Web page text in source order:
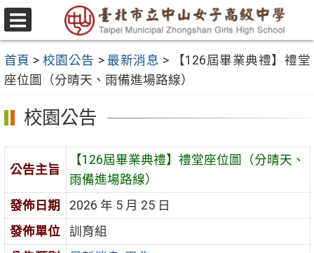
跳
至
要
內
容
區
選
單
首頁 > 校園公告 > 最新消息 >
【126屆畢業典禮】禮堂
座位圖（分晴天、雨備進場路線）
校園公告
公告主旨
【126屆畢業典禮】禮堂座位圖（分晴天、
雨備進場路線）
發佈日期
2026 年 5 月 25 日
發佈單位
訓育組